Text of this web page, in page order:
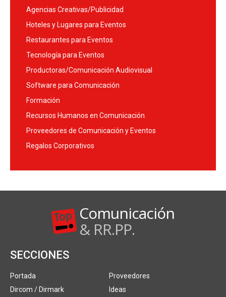
Agencias Creativas/Publicidad
Hoteles y Lugares para Eventos
Restaurantes para Eventos
Tecnología para Eventos
Productoras/Comunicación Audiovisual
Software para Comunicación
Formación
Recursos Humanos en Comunicación
Proveedores de Comunicación y Eventos
Regalos Corporativos
Comunicación
& RR.PP.
SECCIONES
Portada
Dircom / Dirmark
Proveedores
Ideas